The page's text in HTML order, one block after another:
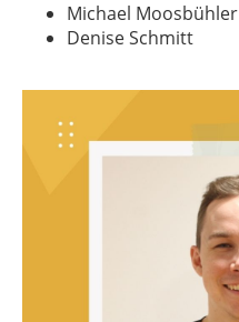
Michael Moosbühler
Denise Schmitt